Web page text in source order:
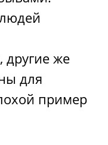
другие же
для
пример